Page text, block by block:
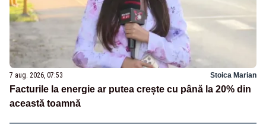
7 aug. 2026, 07:53 Stoica Marian
Facturile la energie ar putea crește cu până la 20% din
această toamnă